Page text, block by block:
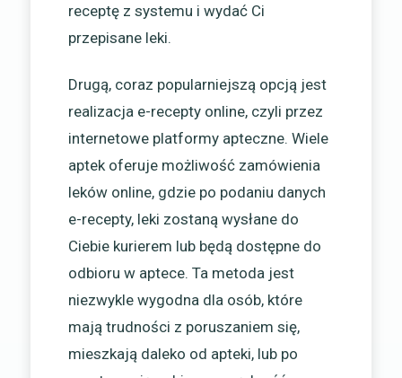
receptę z systemu i wydać Ci
przepisane leki.
Drugą, coraz popularniejszą opcją jest
realizacja e-recepty online, czyli przez
internetowe platformy apteczne. Wiele
aptek oferuje możliwość zamówienia
leków online, gdzie po podaniu danych
e-recepty, leki zostaną wysłane do
Ciebie kurierem lub będą dostępne do
odbioru w aptece. Ta metoda jest
niezwykle wygodna dla osób, które
mają trudności z poruszaniem się,
mieszkają daleko od apteki, lub po